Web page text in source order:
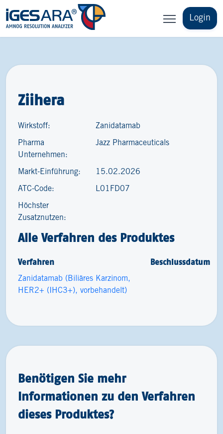
Login
Ziihera
Wirkstoff: Zanidatamab
Pharma
Unternehmen:
Jazz Pharmaceuticals
Markt-Einführung: 15.02.2026
ATC-Code: L01FD07
Höchster
Zusatznutzen:
Alle Verfahren des Produktes
Verfahren Beschlussdatum
Zanidatamab (Biliäres Karzinom,
HER2+ (IHC3+), vorbehandelt)
Benötigen Sie mehr
Informationen zu den Verfahren
dieses Produktes?